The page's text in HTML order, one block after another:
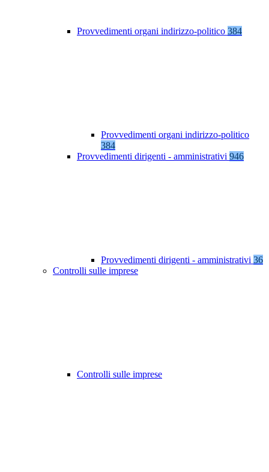
Provvedimenti organi indirizzo-politico 384
Provvedimenti organi indirizzo-politico
384
Provvedimenti dirigenti - amministrativi 946
Provvedimenti dirigenti - amministrativi 36
Controlli sulle imprese
Controlli sulle imprese